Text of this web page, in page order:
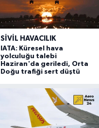
SIVIL HAVACILIK
IATA: Küresel hava
yolculuğu talebi
Haziran'da geriledi, Orta
Doğu trafiği sert düştü